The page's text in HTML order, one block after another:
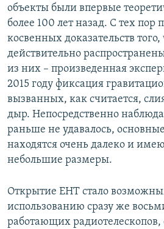
объекты были впервые
более 100 лет назад. С тех пор
косвенных доказательств
действительно
из них – произведенная
2015 году фиксация
вызванных, как считается,
дыр. Непосредственно
раньше не удавалось,
находятся очень далеко и
небольшие размеры.
Открытие EHT стало
использованию сразу же
работающих